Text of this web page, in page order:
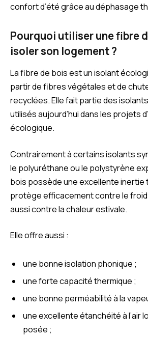
confort d’été grâce au déphasage
Pourquoi utiliser une fibre
isoler son logement ?
La fibre de bois est un isolant
partir de fibres végétales et de
recyclées. Elle fait partie des
utilisés aujourd’hui dans les projets
écologique.
Contrairement à certains isolants
le polyuréthane ou le polystyrène
bois possède une excellente inertie
protège efficacement contre le froid
aussi contre la chaleur estivale.
Elle offre aussi :
une bonne isolation phonique ;
une forte capacité thermique ;
une bonne perméabilité à la
une excellente étanchéité à l’air
posée ;